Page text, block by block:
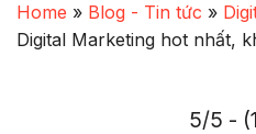
Home » Blog - Tin tức »
Digital Marketing hot nhất,
5/5 -